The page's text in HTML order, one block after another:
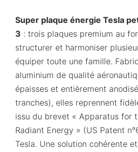
Super plaque énergie Tesla
3 : trois plaques premium au
structurer et harmoniser
équiper toute une famille.
aluminium de qualité
épaisses et entièrement
tranches), elles reprennent
issu du brevet « Apparatus for
Radiant Energy » (US Patent
Tesla. Une solution cohérente